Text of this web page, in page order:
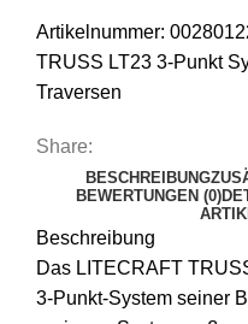
Artikelnummer:
TRUSS LT23 3-Punkt
Traversen
Share:
BESCHREIBUNG
BEWERTUNGEN (0)
Beschreibung
Das LITECRAFT
3-Punkt-System seiner